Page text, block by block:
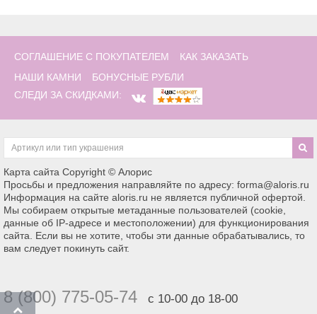
СОГЛАШЕНИЕ С ПОКУПАТЕЛЕМ
КАК ЗАКАЗАТЬ
НАШИ КАМНИ
БОНУСНЫЕ РУБЛИ
СЛЕДИ ЗА СКИДКАМИ:
Карта сайта Copyright © Алорис
Просьбы и предложения направляйте по адресу: forma@aloris.ru
Информация на сайте aloris.ru не является публичной офертой.
Мы собираем открытые метаданные пользователей (cookie,
данные об IP-адресе и местоположении) для функционирования
сайта. Если вы не хотите, чтобы эти данные обрабатывались, то
вам следует покинуть сайт.
8 (800) 775-05-74 с 10-00 до 18-00